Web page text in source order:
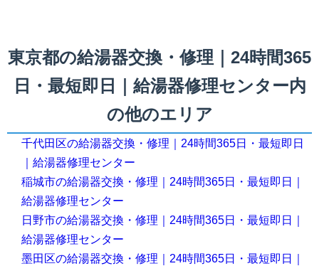
東京都の給湯器交換・修理｜24時間365
日・最短即日｜給湯器修理センター内
の他のエリア
千代田区の給湯器交換・修理｜24時間365日・最短即日
｜給湯器修理センター
稲城市の給湯器交換・修理｜24時間365日・最短即日｜
給湯器修理センター
日野市の給湯器交換・修理｜24時間365日・最短即日｜
給湯器修理センター
墨田区の給湯器交換・修理｜24時間365日・最短即日｜